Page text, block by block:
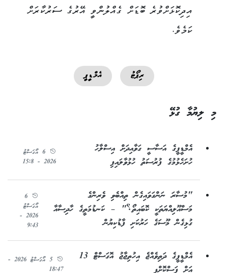
އިދިކޮޅަށްވުރެ ބޮޑަށް ގެއްލުންވީ އޭރުގެ ސަރުކާރަށް
ކަމެވެ.
ރިޕޯޓު އެމްޑީޕީ
މި ލިޔުމާ ގުޅޭ
އެމްޑީޕީގެ އަސާސީ ގަވާއިދަށް އިސްލާހު
ހުށަހެޅުމުގެ ފުރުސަތު ހުޅުވާލައިފި
6 އޯގަސްޓު
2026 - 15:8
"މުސާރަ ނަންގަވައިގެން ތިއްބެވި ވެރިންގެ
މަސްއޫލިއްޔަތަކީ ކޮބައިތޯ؟" – ކަނޑުމަތީގެ ހާދިސާއާ
ގުޅިގެން މޫސަގެ ހަރުކަށި ފާޑުކިޔުން
6
އޯގަސްޓު
2026 -
9:43
އެމްޑީޕީގެ ދަތިވެއްޖެ އިހުތިޖާޖު އޮގަސްޓް 13
އަށް ފަސްކޮށްފި
5 އޯގަސްޓު 2026 -
18:47